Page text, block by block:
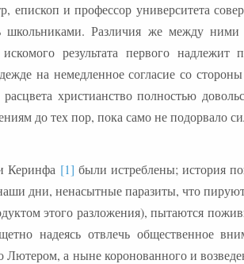
и профессор университета
школьниками. Различия же между
результата первого надлежит
на немедленное согласие со
христианство полностью
до тех пор, пока само не подорвало
Керинфа [1] были истреблены; история
дни, ненасытные паразиты, что
этого разложения), пытаются
надеясь отвлечь общественное
а ныне коронованного и